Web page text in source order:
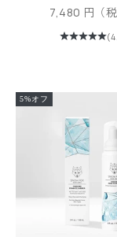
セール価格
7,480 円（税
5%オフ